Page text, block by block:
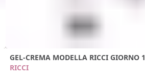
GEL-CREMA MODELLA RICCI GIORNO 1
RICCI